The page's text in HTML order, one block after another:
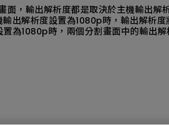
，輸出解析度都是取決於主機輸出解
出解析度設置為1080p時，輸出解析
為1080p時，兩個分割畫面中的輸出